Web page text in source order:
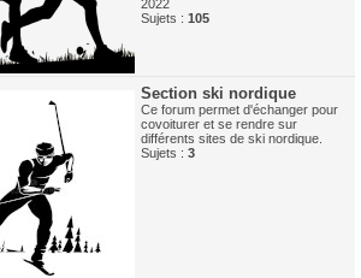
2022
Sujets : 105
Section ski nordique
Ce forum permet d'échanger pour
covoiturer et se rendre sur
différents sites de ski nordique.
Sujets : 3